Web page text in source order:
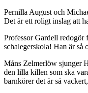
Pernilla August och
Det är ett roligt inslag att
Professor Gardell redogör
schalegerskola! Han är så
Måns Zelmerlöw sjunger
den lilla killen som ska
barnkörer det är så